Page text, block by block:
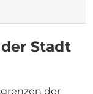
Stadt
der